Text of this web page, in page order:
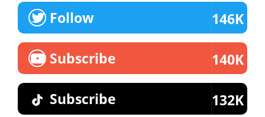
Follow 146K
Subscribe 140K
Subscribe 132K